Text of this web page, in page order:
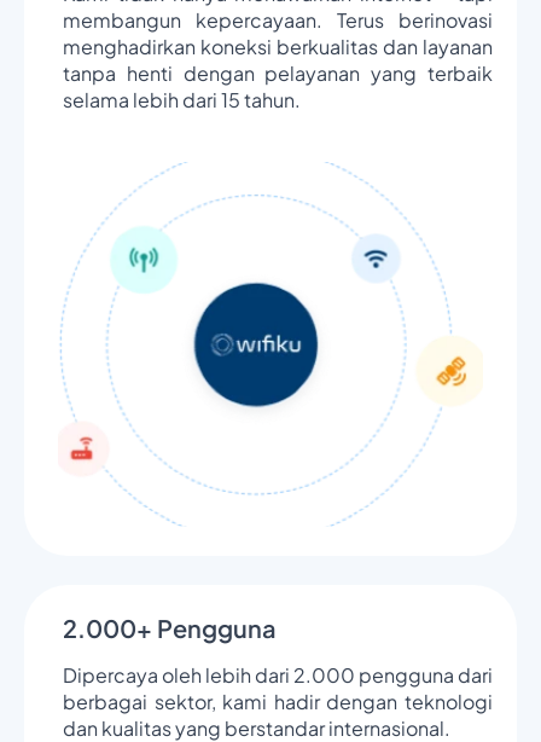
membangun kepercayaan. Terus berinovasi
menghadirkan koneksi berkualitas dan layanan
tanpa henti dengan pelayanan yang terbaik
selama lebih dari 15 tahun.
2.000+ Pengguna
Dipercaya oleh lebih dari 2.000 pengguna dari
berbagai sektor, kami hadir dengan teknologi
dan kualitas yang berstandar internasional.